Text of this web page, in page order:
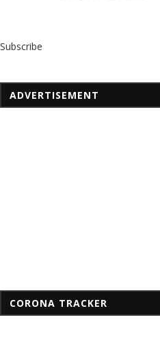
Subscribe
ADVERTISEMENT
CORONA TRACKER